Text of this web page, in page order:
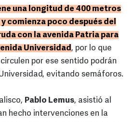
una longitud de 400 metros
comienza poco después del
con la avenida Patria para
Universidad, por lo que
por ese sentido podrán
evitando semáforos.
Pablo Lemus, asistió al
hecho intervenciones en la